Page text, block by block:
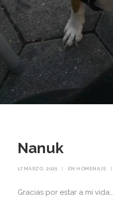
Nanuk
17 MARZO, 2025 | EN HOMENAJE |
Gracias por estar a mi vida…